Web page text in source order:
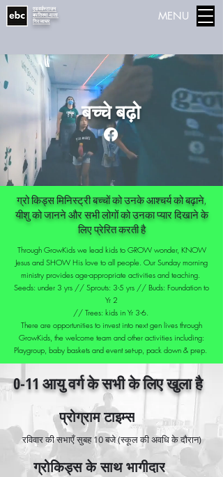
एडवर्डस्टाउन
बपतिस्मा-दाता
गिरजाघर
MENU
बच्चे बढ़ो
ग्रो किड्स मिनिस्ट्री बच्चों को उनके आश्चर्य को बढ़ाने,
यीशु को जानने और सभी लोगों को उनका प्यार दिखाने के
लिए प्रेरित करती है
Through GrowKids we lead kids to GROW wonder, KNOW
Jesus and SHOW His love to all people. Our Sunday morning
ministry provides age-appropriate activities and teaching.
Seeds: under 3 yrs // Sprouts: 3-5 yrs // Buds: Foundation to
Yr 2
// Trees: kids in Yr 3-6.
There are opportunities to invest into next gen lives through
GrowKids, the welcome team and other activities including:
Playgroup, baby baskets and event set-up, pack down & prep.
0-11 आयु वर्ग के सभी के लिए खुला है
प्रोग्राम टाइम्स
रविवार की सभाएँ सुबह 10 बजे (स्कूल की अवधि के दौरान)
ग्रोकिड्स के साथ भागीदार